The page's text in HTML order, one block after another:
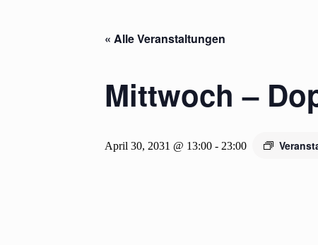
« Alle Veranstaltungen
Mittwoch –
April 30, 2031 @ 13:00 - 23:00